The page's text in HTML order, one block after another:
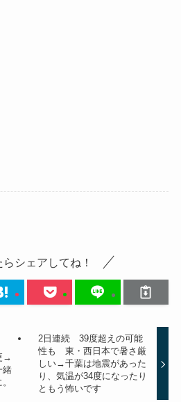
シェアしてね！
→
緒
2日連続 39度超えの可能
性も 東・西日本で暑さ厳
しい→千葉は地震があった
り、気温が34度になったり
ともう怖いです